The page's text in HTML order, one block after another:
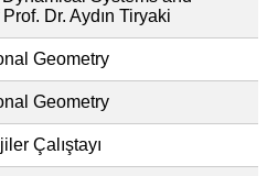
Dr. Aydın Tiryaki
Geometry
Geometry
Çalıştayı